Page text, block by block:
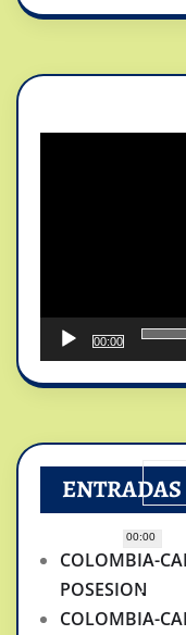
00:00
00:00
COLOMBIA-
POSESION
COLOMBIA-